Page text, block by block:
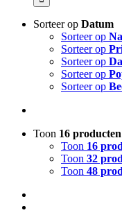
Sorteer op Datum
Sorteer op
Sorteer op
Sorteer op
Sorteer op
Sorteer op
Toon 16 producten
Toon 16
Toon 32
Toon 48